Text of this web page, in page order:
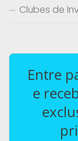
Clubes de
Entre
e